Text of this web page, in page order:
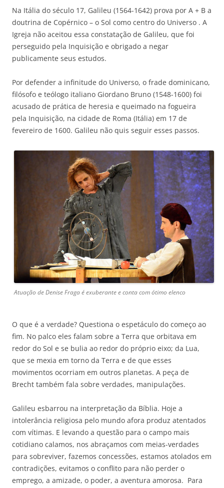
Na Itália do século 17, Galileu (1564-1642) prova por A + B a
doutrina de Copérnico – o Sol como centro do Universo . A
Igreja não aceitou essa constatação de Galileu, que foi
perseguido pela Inquisição e obrigado a negar
publicamente seus estudos.
Por defender a infinitude do Universo, o frade dominicano,
filósofo e teólogo italiano Giordano Bruno (1548-1600) foi
acusado de prática de heresia e queimado na fogueira
pela Inquisição, na cidade de Roma (Itália) em 17 de
fevereiro de 1600. Galileu não quis seguir esses passos.
Atuação de Denise Fraga é exuberante e conta com ótimo elenco
O que é a verdade? Questiona o espetáculo do começo ao
fim. No palco eles falam sobre a Terra que orbitava em
redor do Sol e se bulia ao redor do próprio eixo; da Lua,
que se mexia em torno da Terra e de que esses
movimentos ocorriam em outros planetas. A peça de
Brecht também fala sobre verdades, manipulações.
Galileu esbarrou na interpretação da Bíblia. Hoje a
intolerância religiosa pelo mundo afora produz atentados
com vítimas. E levando a questão para o campo mais
cotidiano calamos, nos abraçamos com meias-verdades
para sobreviver, fazemos concessões, estamos atolados em
contradições, evitamos o conflito para não perder o
emprego, a amizade, o poder, a aventura amorosa. Para